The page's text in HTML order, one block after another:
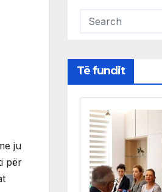
ju
për
Të fundit